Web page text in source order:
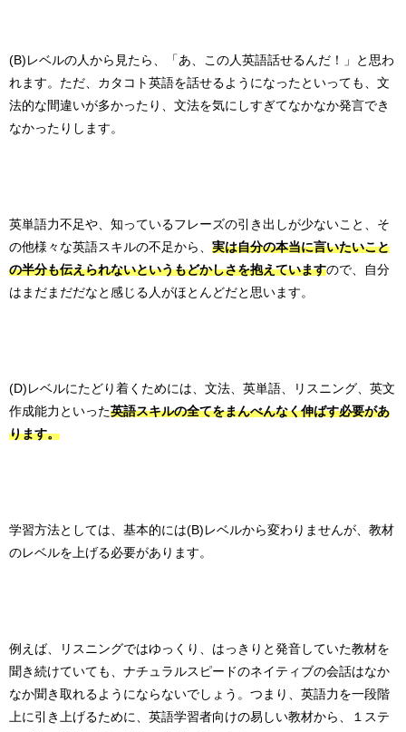
(B)レベルの人から見たら、「あ、この人英語話せるんだ！」と思わ
れます。ただ、カタコト英語を話せるようになったといっても、文
法的な間違いが多かったり、文法を気にしすぎてなかなか発言でき
なかったりします。
英単語力不足や、知っているフレーズの引き出しが少ないこと、そ
の他様々な英語スキルの不足から、 実は自分の本当に言いたいこと
の半分も伝えられないというもどかしさを抱えていますので、自分
はまだまだだなと感じる人がほとんどだと思います。
(D)レベルにたどり着くためには、文法、英単語、リスニング、英文
作成能力といった英語スキルの全てをまんべんなく伸ばす必要があ
ります。
学習方法としては、基本的には(B)レベルから変わりませんが、教材
のレベルを上げる必要があります。
例えば、リスニングではゆっくり、はっきりと発音していた教材を
聞き続けていても、ナチュラルスピードのネイティブの会話はなか
なか聞き取れるようにならないでしょう。つまり、英語力を一段階
上に引き上げるために、英語学習者向けの易しい教材から、１ステ